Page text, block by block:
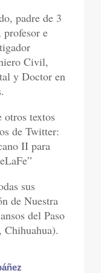
padre de 3
profesor e
Civil,
y Doctor en
textos
de Twitter:
II para
sus
de Nuestra
del Paso